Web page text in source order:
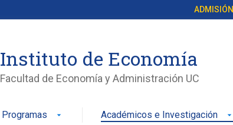
ADMISIÓN
Instituto de Economía
Facultad de Economía y Administración UC
Programas arrow_drop_down Académicos e Investigación arrow_drop_down